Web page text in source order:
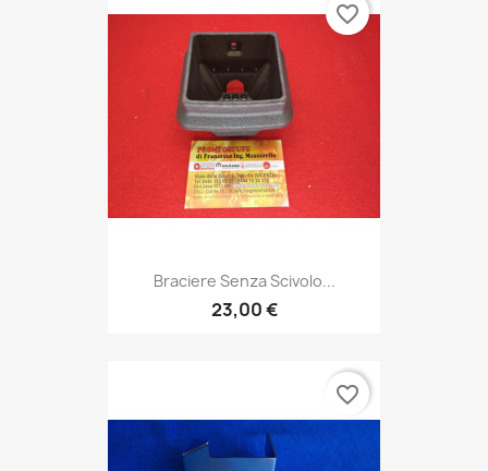
Braciere Senza Scivolo...
23,00 €
favorite_border
favorite_border